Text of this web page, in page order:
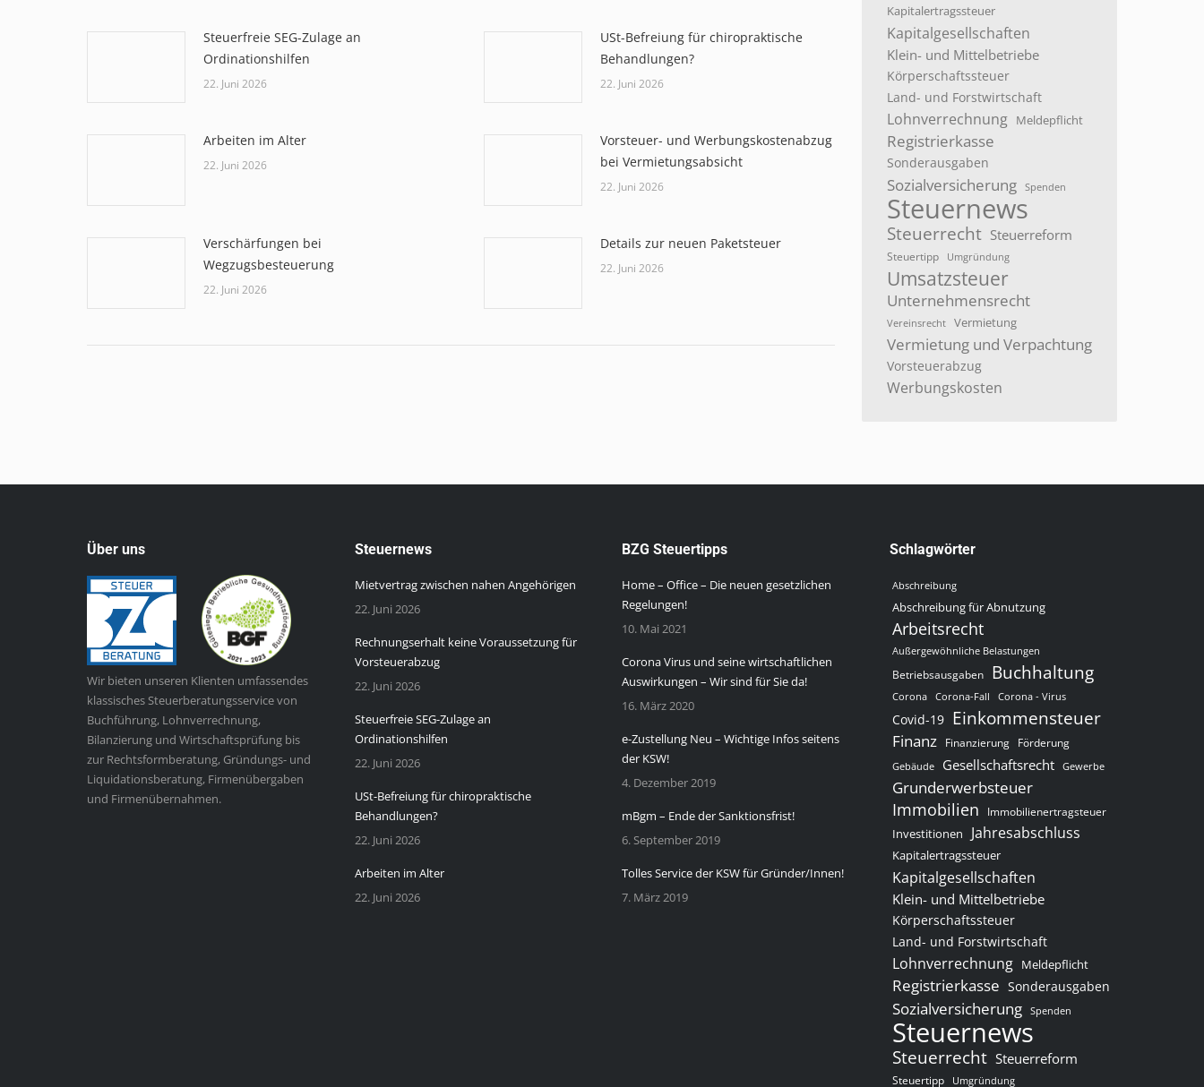
Steuerfreie SEG-Zulage an
Ordinationshilfen
22. Juni 2026
USt-Befreiung für chiropraktische
Behandlungen?
22. Juni 2026
Arbeiten im Alter
22. Juni 2026
Vorsteuer- und Werbungskostenabzug
bei Vermietungsabsicht
22. Juni 2026
Verschärfungen bei
Wegzugsbesteuerung
22. Juni 2026
Details zur neuen Paketsteuer
22. Juni 2026
Kapitalertragssteuer
Kapitalgesellschaften
Klein- und Mittelbetriebe
Körperschaftssteuer
Land- und Forstwirtschaft
Lohnverrechnung Meldepflicht
Registrierkasse
Sonderausgaben
Sozialversicherung Spenden
Steuernews
Steuerrecht Steuerreform
Steuertipp Umgründung
Umsatzsteuer
Unternehmensrecht
Vereinsrecht Vermietung
Vermietung und Verpachtung
Vorsteuerabzug
Werbungskosten
Über uns
Wir bieten unseren Klienten umfassendes
klassisches Steuerberatungsservice von
Buchführung, Lohnverrechnung,
Bilanzierung und Wirtschaftsprüfung bis
zur Rechtsformberatung, Gründungs- und
Liquidationsberatung, Firmenübergaben
und Firmenübernahmen.
Steuernews
Mietvertrag zwischen nahen Angehörigen
22. Juni 2026
Rechnungserhalt keine Voraussetzung für
Vorsteuerabzug
22. Juni 2026
Steuerfreie SEG-Zulage an
Ordinationshilfen
22. Juni 2026
USt-Befreiung für chiropraktische
Behandlungen?
22. Juni 2026
Arbeiten im Alter
22. Juni 2026
BZG Steuertipps
Home – Office – Die neuen gesetzlichen
Regelungen!
10. Mai 2021
Corona Virus und seine wirtschaftlichen
Auswirkungen – Wir sind für Sie da!
16. März 2020
e-Zustellung Neu – Wichtige Infos seitens
der KSW!
4. Dezember 2019
mBgm – Ende der Sanktionsfrist!
6. September 2019
Tolles Service der KSW für Gründer/Innen!
7. März 2019
Schlagwörter
Abschreibung
Abschreibung für Abnutzung
Arbeitsrecht
Außergewöhnliche Belastungen
Betriebsausgaben Buchhaltung
Corona Corona-Fall Corona - Virus
Covid-19 Einkommensteuer
Finanz Finanzierung Förderung
Gebäude Gesellschaftsrecht Gewerbe
Grunderwerbsteuer
Immobilien Immobilienertragsteuer
Investitionen Jahresabschluss
Kapitalertragssteuer
Kapitalgesellschaften
Klein- und Mittelbetriebe
Körperschaftssteuer
Land- und Forstwirtschaft
Lohnverrechnung Meldepflicht
Registrierkasse Sonderausgaben
Sozialversicherung Spenden
Steuernews
Steuerrecht Steuerreform
Steuertipp Umgründung